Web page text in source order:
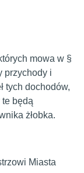
mowa w §
przychody i
tych dochodów,
będą
żłobka.
Miasta